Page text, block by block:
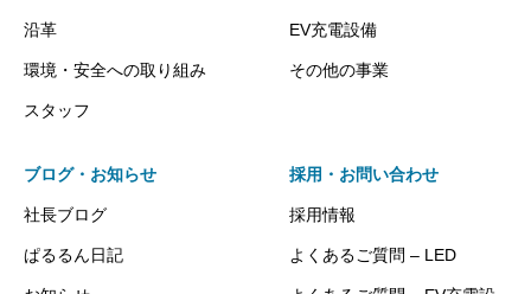
沿革
環境・安全への取り組み
スタッフ
EV充電設備
その他の事業
ブログ・お知らせ
社長ブログ
ぱるるん日記
採用・お問い合わせ
採用情報
よくあるご質問 – LED